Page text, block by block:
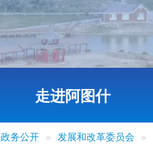
走进阿图什
政务公开 » 发展和改革委员会 »